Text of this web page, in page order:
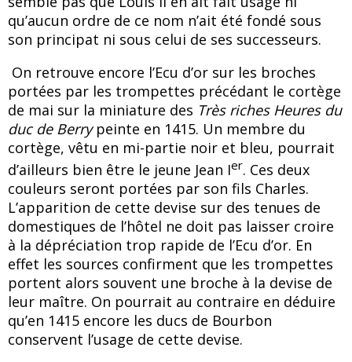
qu’aucun ordre de ce nom n’ait été fondé sous
son principat ni sous celui de ses successeurs.
On retrouve encore l’Ecu d’or sur les broches
portées par les trompettes précédant le cortège
de mai sur la miniature des Très riches Heures du
duc de Berrypeinte en 1415. Un membre du
cortège, vêtu en mi-partie noir et bleu, pourrait
d’ailleurs bien être le jeune Jean Ier. Ces deux
couleurs seront portées par son fils Charles.
L’apparition de cette devise sur des tenues de
domestiques de l’hôtel ne doit pas laisser croire
à la dépréciation trop rapide de l’Ecu d’or. En
effet les sources confirment que les trompettes
portent alors souvent une broche à la devise de
leur maître. On pourrait au contraire en déduire
qu’en 1415 encore les ducs de Bourbon
conservent l’usage de cette devise.